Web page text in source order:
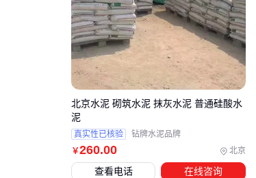
￥260.00 北京
北京水泥 砌筑水泥 抹灰水泥 普通硅酸水
泥
真实性已核验 钻牌水泥品牌
查看电话 在线咨询